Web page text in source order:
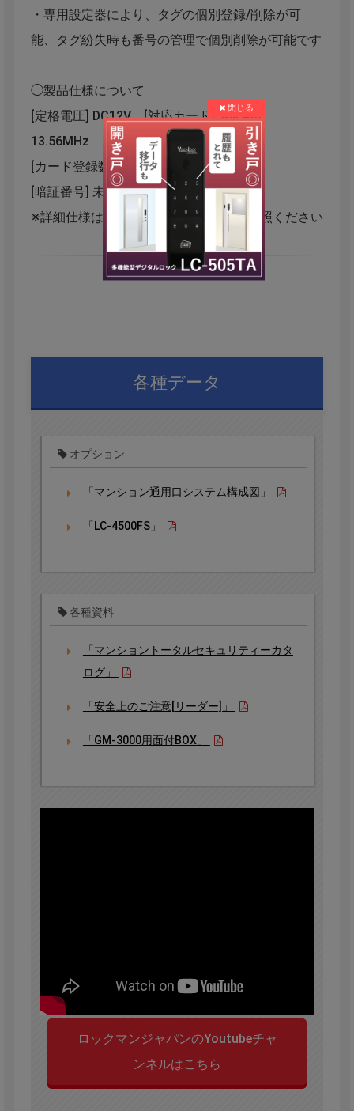
・専用設定器により、タグの個別登録/削除が可
能、タグ紛失時も番号の管理で個別削除が可能です
◯製品仕様について
[定格電圧] DC12V [対応カード] MIFARE
13.56MHz
[カード登録数] 1000枚
[暗証番号] 未搭載 [防水性] なし
※詳細仕様は製品カタログ/仕様書をご参照ください
各種データ
オプション
「マンション通用口システム構成図」
「LC-4500FS」
各種資料
「マンショントータルセキュリティーカタ
ログ」
「安全上のご注意[リーダー]」
「GM-3000用面付BOX」
ロックマンジャパンのYoutubeチャ
ンネルはこちら